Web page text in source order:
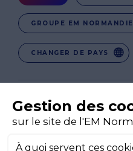
Ward
GROUPE EM NORMANDIE
CHANGER DE PAYS
EN-IE
CO-UK